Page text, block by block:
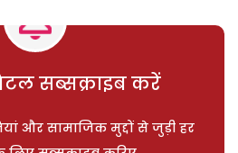
सब्सक्राइब करें
और सामाजिक मुद्दों से जुड़ी हर